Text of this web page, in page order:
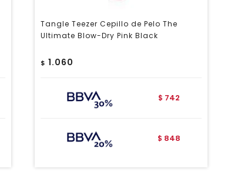
Tangle Teezer Cepillo de Pelo The
Ultimate Blow-Dry Pink Black
$ 1.060
$ 742
$ 848